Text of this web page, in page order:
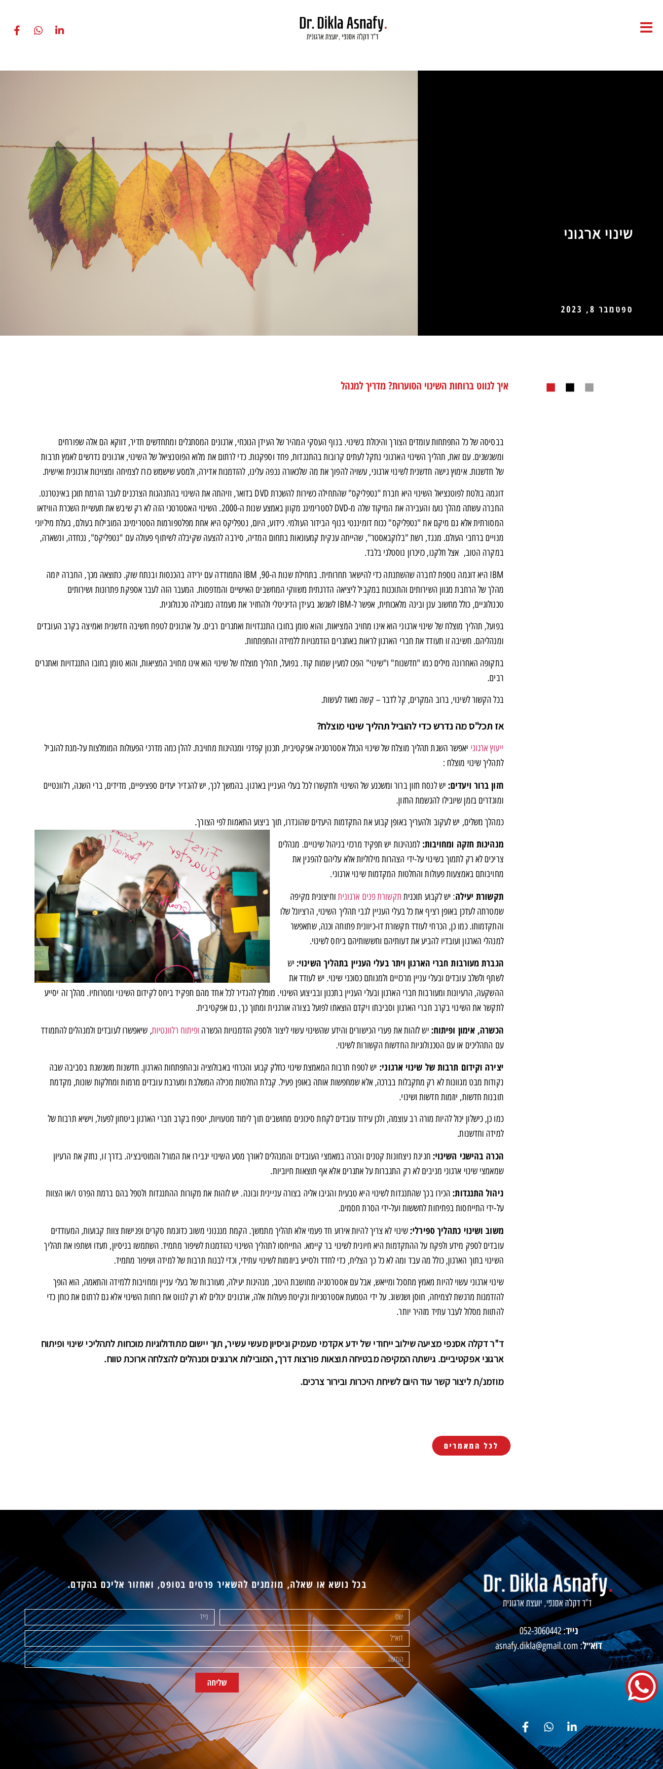
שינוי ארגוני
ספטמבר 8, 2023
איך לנווט ברוחות השינוי הסוערות? מדריך למנהל
בבסיסה של כל התפתחות עומדים הצורך והיכולת בשינוי. בנוף העסקי המהיר של העידן הנוכחי, ארגונים המסתגלים ומתחדשים תדיר, דווקא הם אלה שפורחים
ומשגשגים. עם זאת, תהליך השינוי הארגוני נתקל לעתים קרובות בהתנגדות, פחד וספקנות. כדי לרתום את מלוא הפוטנציאל של השינוי, ארגונים נדרשים לאמץ תרבות
של חדשנות. אימוץ גישה חדשנית לשינוי ארגוני, עשויה להפוך את מה שלכאורה נכפה עלינו, להזדמנות אדירה, ולמסע שישמש כזרז לצמיחה ומצוינות ארגונית ואישית.
דוגמה בולטת לפוטנציאל השינוי היא חברת "נטפליקס" שהתחילה כשירות להשכרת DVD בדואר, וזיהתה את השינוי בהתנהגות הצרכנים לעבר הזרמת תוכן באינטרנט.
החברה עשתה מהלך נועז והעבירה את המיקוד שלה מ-DVD לסטרימינג מקוון באמצע שנות ה-2000. השינוי האסטרטגי הזה לא רק שיבש את תעשיית השכרת הווידאו
המסורתית אלא גם מיקם את "נטפליקס" ככוח דומיננטי בנוף הבידור העולמי. כידוע, היום, נטפליקס היא אחת מפלטפורמות הסטרימינג המובילות בעולם, בעלת מיליוני
מנויים ברחבי העולם. מנגד, רשת "בלוקבאסטר", שהייתה ענקית קמעונאות בתחום המדיה, סירבה להצעה שקיבלה לשיתוף פעולה עם "נטפליקס", נכחדה, ונשארה,
במקרה הטוב, אצל חלקנו, כזיכרון נוסטלגי בלבד.
IBM היא דוגמה נוספת לחברה שהשתנתה כדי להישאר תחרותית. בתחילת שנות ה-90, IBM התמודדה עם ירידה בהכנסות ובנתח שוק. כתוצאה מכך, החברה יזמה
מהלך של הרחבת מגוון השירותים והתוכנות במקביל ליציאה הדרגתית משווקי המחשבים האישיים והמדפסות. המעבר הזה לעבר אספקת פתרונות ושירותים
טכנולוגיים, כולל מחשוב ענן ובינה מלאכותית, אפשר ל-IBM לשגשג בעידן הדיגיטלי ולהחזיר את מעמדה כמובילה טכנולוגית.
בפועל, תהליך מוצלח של שינוי ארגוני הוא אינו מחויב המציאות, והוא טומן בחובו התנגדויות ואתגרים רבים. על ארגונים לטפח חשיבה חדשנית ואמיצה בקרב העובדים
ומנהליהם. חשיבה זו תעודד את חברי הארגון לראות באתגרים הזדמנויות ללמידה והתפתחות.
בתקופה האחרונה מילים כמו "חדשנות" ו"שינוי" הפכו למעין שמות קוד. בפועל, תהליך מוצלח של שינוי הוא אינו מחויב המציאות, והוא טומן בחובו התנגדויות ואתגרים
רבים.
בכל הקשור לשינוי, ברוב המקרים, קל לדבר – קשה מאוד לעשות.
אז תכל'ס מה נדרש כדי להוביל תהליך שינוי מוצלח?
ייעוץ ארגוני יאפשר השגת תהליך מוצלח של שינוי הכולל אסטרטגיה אפקטיבית, תכנון קפדני ומנהיגות מחויבת. להלן כמה מדרכי הפעולות המומלצות על-מנת להוביל
לתהליך שינוי מוצלח :
חזון ברור ויעדים: יש לנסח חזון ברור ומשכנע של השינוי ולתקשרו לכל בעלי העניין בארגון. בהמשך לכך, יש להגדיר יעדים ספציפיים, מדידים, ברי השגה, רלוונטיים
ומוגדרים בזמן שיובילו להגשמת החזון.
כמהלך משלים, יש לעקוב ולהעריך באופן קבוע את התקדמות היעדים שהוגדרו, תוך ביצוע התאמות לפי הצורך.
מנהיגות חזקה ומחויבות: למנהיגות יש תפקיד מרכזי בניהול שינויים. מנהלים
צריכים לא רק לתמוך בשינוי על-ידי הצהרות מילוליות אלא עליהם להפגין את
מחויבותם באמצעות פעולות והחלטות המקדמות שינוי ארגוני.
תקשורת יעילה: יש לקבוע תוכנית תקשורת פנים ארגונית וחיצונית מקיפה
שמטרתה לעדכן באופן רציף את כל בעלי העניין לגבי תהליך השינוי, הרציונל שלו
והתקדמותו. כמו כן, הכרחי לעודד תקשורת דו-כיוונית פתוחה וכנה, שתאפשר
למנהלי הארגון ועובדיו להביע את דעותיהם וחששותיהם ביחס לשינוי.
הגברת מעורבות חברי הארגון ויתר בעלי העניין בתהליך השינוי: יש
לשתף ולשלב עובדים ובעלי עניין מרכזיים ולמנותם כסוכני שינוי. יש לעודד את
ההשקעה, הרעיונות ומעורבות חברי הארגון ובעלי העניין בתכנון ובביצוע השינוי. מומלץ להגדיר לכל אחד מהם תפקיד ביחס לקידום השינוי ומטרותיו. מהלך זה יסייע
לתקשר את השינוי בקרב חברי הארגון וסביבתו ויקדם הוצאתו לפועל בצורה אורגנית ומתוך כך, גם אפקטיבית.
הכשרה, אימון ופיתוח: יש לזהות את פערי הכישורים והידע שהשינוי עשוי ליצור ולספק הזדמנויות הכשרה ופיתוח רלוונטיות, שיאפשרו לעובדים ולמנהלים להתמודד
עם התהליכים או עם הטכנולוגיות החדשות הקשורות לשינוי.
יצירה וקידום תרבות של שינוי ארגוני: יש לטפח תרבות המאמצת שינוי כחלק קבוע והכרחי באבולוציה ובהתפתחות הארגון. חדשנות משגשגת בסביבה שבה
נקודות מבט מגוונות לא רק מתקבלות בברכה, אלא שמחפשות אותה באופן פעיל. קבלת החלטות מכילה המשלבת ומערבת עובדים מרמות ומחלקות שונות, מקדמת
תובנות חדשות, יוזמות חדשות ושינוי.
כמו כן, כישלון יכול להיות מורה רב עוצמה, ולכן עידוד עובדים לקחת סיכונים מחושבים תוך לימוד מטעויות, יטפח בקרב חברי הארגון ביטחון לפעול, וישיא תרבות של
למידה וחדשנות.
הכרה בהישגי השינוי: חגיגת ניצחונות קטנים והכרה במאמצי העובדים והמנהלים לאורך מסע השינוי יגבירו את המורל והמוטיבציה. בדרך זו, נחזק את הרעיון
שמאמצי שינוי ארגוני מניבים לא רק התגברות על אתגרים אלא אף תוצאות חיוביות.
ניהול התנגדות: הכירו בכך שהתנגדות לשינוי היא טבעית והגיבו אליה בצורה עניינית ובונה. יש לזהות את מקורות ההתנגדות ולטפל בהם ברמת הפרט ו/או הצוות
על-ידי התייחסות בפתיחות לחששות ועל-ידי הסרת חסמים.
משוב ושינוי כתהליך ספירלי: שינוי לא צריך להיות אירוע חד פעמי אלא תהליך מתמשך. הקמת מנגנוני משוב כדוגמת סקרים ופגישות צוות קבועות, המעודדים
עובדים לספק מידע ולפקח על ההתקדמות היא חיונית לשינוי בר קיימא. התייחסו לתהליך השינוי כהזדמנות לשיפור מתמיד. השתמשו בניסיון, תעדו ושתפו את תהליך
השינוי בתוך הארגון, כולל מה עבד ומה לא כל כך הצליח, כדי לחדד ולסייע ביוזמות לשינוי עתידי, וכדי לבנות תרבות של למידה ושיפור מתמיד.
שינוי ארגוני עשוי להיות מאמץ מתסכל ומייאש, אבל עם אסטרטגיה מחושבת היטב, מנהיגות יעילה, מעורבות של בעלי עניין ומחויבות ללמידה והתאמה, הוא הופך
להזדמנות מרגשת לצמיחה, חוסן ושגשוג. על ידי הטמעת אסטרטגיות ונקיטת פעולות אלה, ארגונים יכולים לא רק לנווט את רוחות השינוי אלא גם לרתום את כוחן כדי
להתוות מסלול לעבר עתיד מזהיר יותר.
ד"ר דקלה אסנפי מציעה שילוב ייחודי של ידע אקדמי מעמיק וניסיון מעשי עשיר, תוך יישום מתודולוגיות מוכחות לתהליכי שינוי ופיתוח
ארגוני אפקטיביים. גישתה המקיפה מבטיחה תוצאות פורצות דרך, המובילות ארגונים ומנהלים להצלחה ארוכת טווח.
מוזמנ/ת ליצור קשר עוד היום לשיחת היכרות ובירור צרכים.
לכל המאמרים
נייד:
052-3060442
דוא״ל:
asnafy.dikla@gmail.com
בכל נושא או שאלה, מוזמנים להשאיר פרטים בטופס, ואחזור אליכם בהקדם.
שליחה